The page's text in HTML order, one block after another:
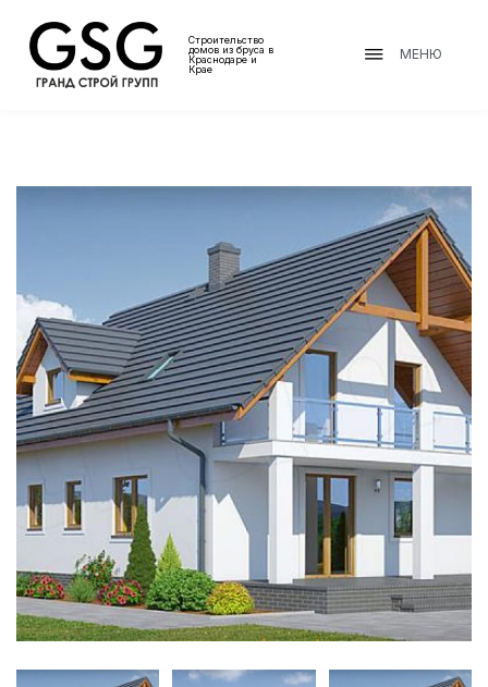
Строительство
домов из бруса в
Краснодаре и
Крае
МЕНЮ